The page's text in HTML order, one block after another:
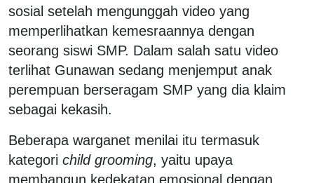
sosial setelah mengunggah video yang
memperlihatkan kemesraannya dengan
seorang siswi SMP. Dalam salah satu video
terlihat Gunawan sedang menjemput anak
perempuan berseragam SMP yang dia klaim
sebagai kekasih.
Beberapa warganet menilai itu termasuk
kategori child grooming, yaitu upaya
membangun kedekatan emosional dengan